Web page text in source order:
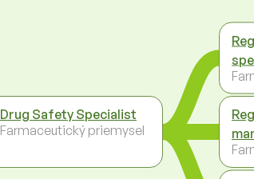
Drug Safety Specialist
Farmaceutický priemysel